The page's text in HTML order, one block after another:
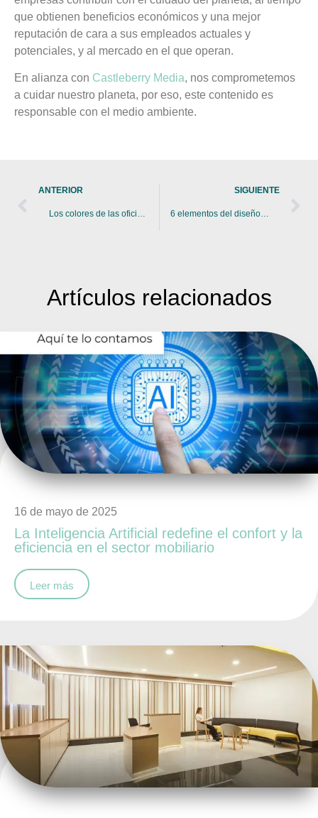
que obtienen beneficios económicos y una mejor
reputación de cara a sus empleados actuales y
potenciales, y al mercado en el que operan.
En alianza con Castleberry Media, nos comprometemos
a cuidar nuestro planeta, por eso, este contenido es
responsable con el medio ambiente.
ANTERIOR SIGUIENTE
6 elementos del diseño urbano aplicables a las oficinas
Artículos relacionados
16 de mayo de 2025
La Inteligencia Artificial redefine el confort y la
eficiencia en el sector mobiliario
Leer más